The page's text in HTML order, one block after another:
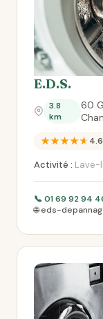
E.D.S.
3.8
km
60
★★★★★
Activité : Lave-
📞 01 69 92 94
🌐 eds-